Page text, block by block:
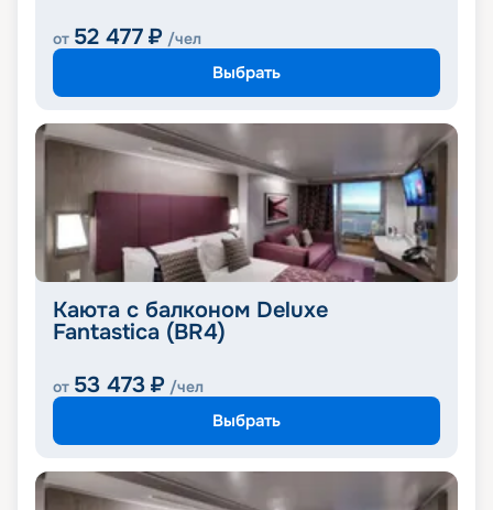
от 52 477 ₽ /чел
Выбрать
Каюта с балконом Deluxe
Fantastica (BR4)
от 53 473 ₽ /чел
Выбрать